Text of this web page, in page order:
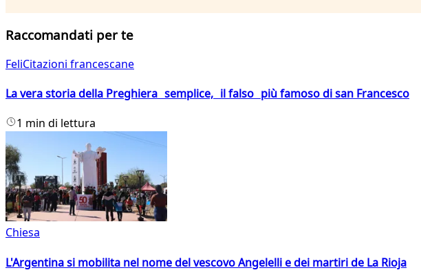
Raccomandati per te
FeliCitazioni francescane
La vera storia della Preghiera semplice, il falso più famoso di san Francesco
1 min di lettura
Chiesa
L'Argentina si mobilita nel nome del vescovo Angelelli e dei martiri de La Rioja